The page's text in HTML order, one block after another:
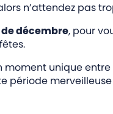
n’attendez pas
décembre, pour
moment unique
période merveilleuse